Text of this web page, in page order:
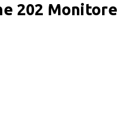
202 Monitore